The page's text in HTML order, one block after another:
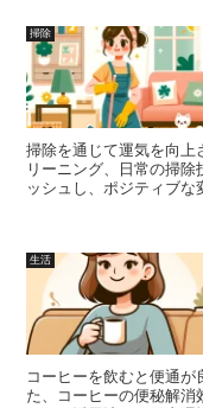
掃除
掃除を通じて運気を向上
リーニング、日常の掃
ッシュし、ポジティブな
生活
コーヒーを飲むと便通が
た、コーヒーの便秘解消